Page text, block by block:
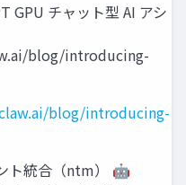
GPU チャット型 AI アシ
blog/introducing-
blog/introducing-
ト統合（ntm） 🤖